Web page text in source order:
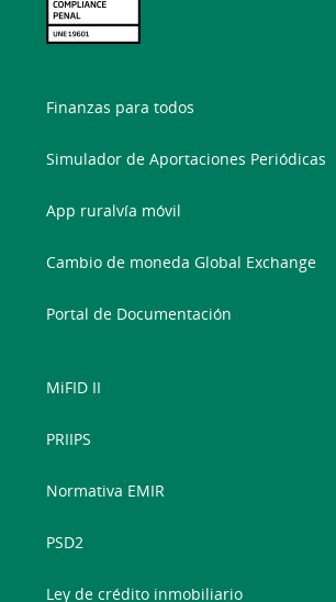
Finanzas para todos
Simulador de Aportaciones Periódicas
App ruralvía móvil
Cambio de moneda Global Exchange
Portal de Documentación
MiFID II
PRIIPS
Normativa EMIR
PSD2
Ley de crédito inmobiliario